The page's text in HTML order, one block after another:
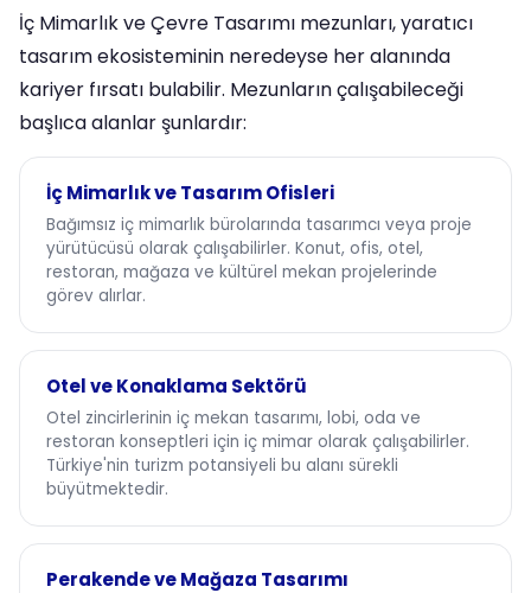
İç Mimarlık ve Çevre Tasarımı mezunları, yaratıcı
tasarım ekosisteminin neredeyse her alanında
kariyer fırsatı bulabilir. Mezunların çalışabileceği
başlıca alanlar şunlardır:
İç Mimarlık ve Tasarım Ofisleri
Bağımsız iç mimarlık bürolarında tasarımcı veya proje
yürütücüsü olarak çalışabilirler. Konut, ofis, otel,
restoran, mağaza ve kültürel mekan projelerinde
görev alırlar.
Otel ve Konaklama Sektörü
Otel zincirlerinin iç mekan tasarımı, lobi, oda ve
restoran konseptleri için iç mimar olarak çalışabilirler.
Türkiye'nin turizm potansiyeli bu alanı sürekli
büyütmektedir.
Perakende ve Mağaza Tasarımı